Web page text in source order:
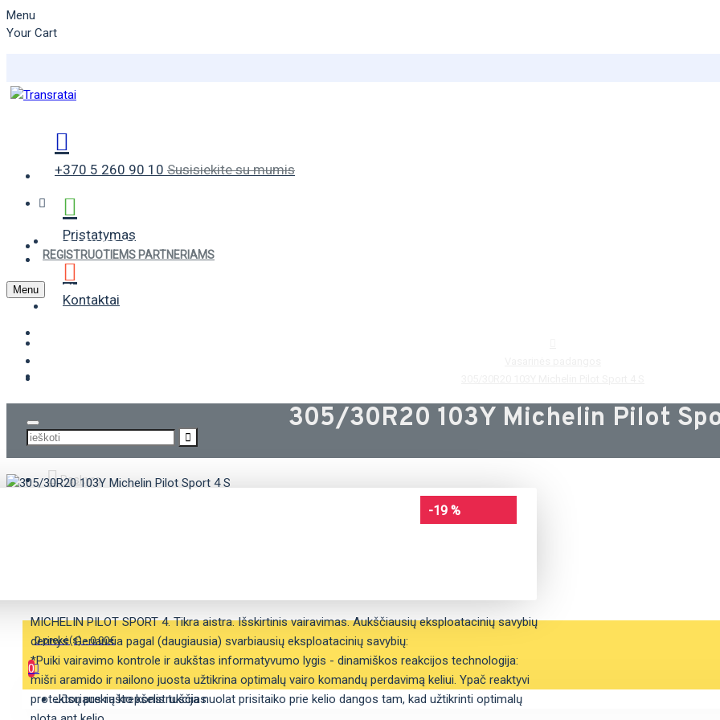
Menu
Your Cart
+370 5 260 90 10 Susisiekite su mumis
Pristatymas
Kontaktai
VASARINĖS PADANGOS
ŽIEMINĖS PADANGOS
Paskyra
0 prekė(s) - 0.00€
0
Jūsų prekių krepšelis tuščias
REGISTRUOTIEMS PARTNERIAMS
Menu
305/30R20 103Y Michelin Pilot
-19 %
MICHELIN PILOT SPORT 4. Tikra aistra. Išskirtinis vairavimas. Aukščiausių eksploatacinių savybių
derinys. Geriausia pagal (daugiausia) svarbiausių eksploatacinių savybių:
*Puiki vairavimo kontrole ir aukštas informatyvumo lygis - dinamiškos reakcijos technologija:
mišri aramido ir nailono juosta užtikrina optimalų vairo komandų perdavimą keliui. Ypač reaktyvi
protektoriaus rašto konstrukcija nuolat prisitaiko prie kelio dangos tam, kad užtikrinti optimalų